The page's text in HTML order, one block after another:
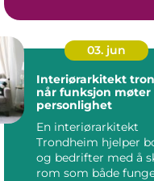
03. jun
Interiørarkitekt
når funksjon møter
personlighet
En interiørarkitekt
Trondheim hjelper
og bedrifter med å
rom som både